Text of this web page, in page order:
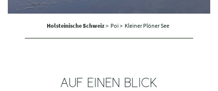
Holsteinische Schweiz> Poi > Kleiner Plöner See
AUF EINEN BLICK